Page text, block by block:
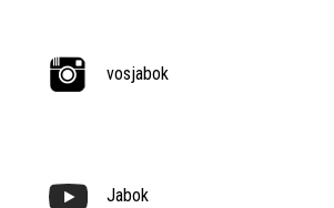
vosjabok
Jabok